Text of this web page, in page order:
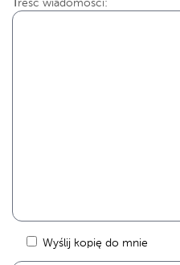
Treść wiadomości:
Wyślij kopię do mnie